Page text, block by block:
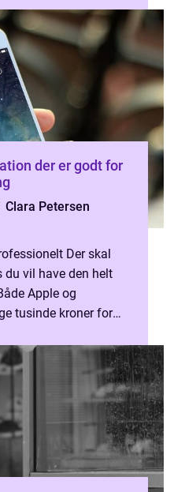
der er godt for
Clara Petersen
Der skal
du vil have den helt
Apple og
tusinde kroner for